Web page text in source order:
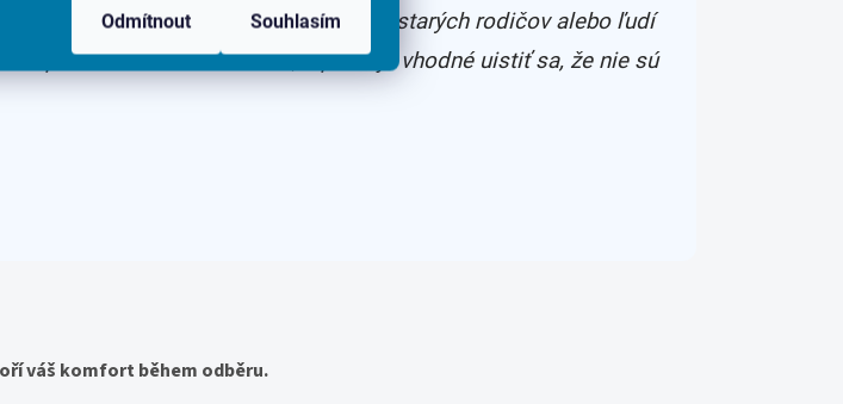
Odmítnout Souhlasím
a vôbec im to neprekáža. Pre starých rodičov alebo ľudí
predstavovať veľké riziko, a preto je vhodné uistiť sa, že nie sú
váš komfort během odběru.